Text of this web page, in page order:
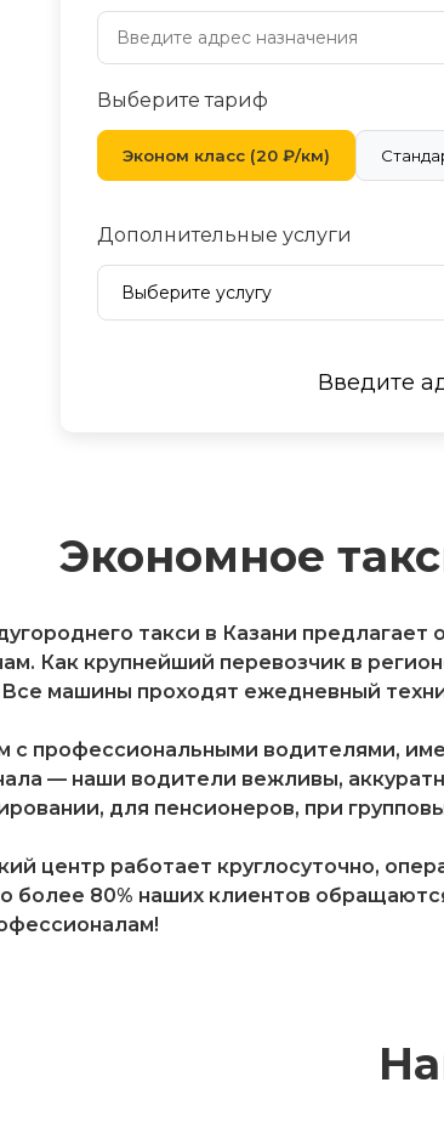
Выберите тариф
Эконом класс (20 ₽/км)
Дополнительные услуги
Введите
Экономное
такси в Казани предлагает
Как крупнейший перевозчик в
машины проходят ежедневный
с профессиональными водителями,
— наши водители вежливы,
для пенсионеров, при
центр работает круглосуточно,
более 80% наших клиентов